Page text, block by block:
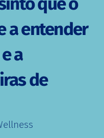
a entender
a
de